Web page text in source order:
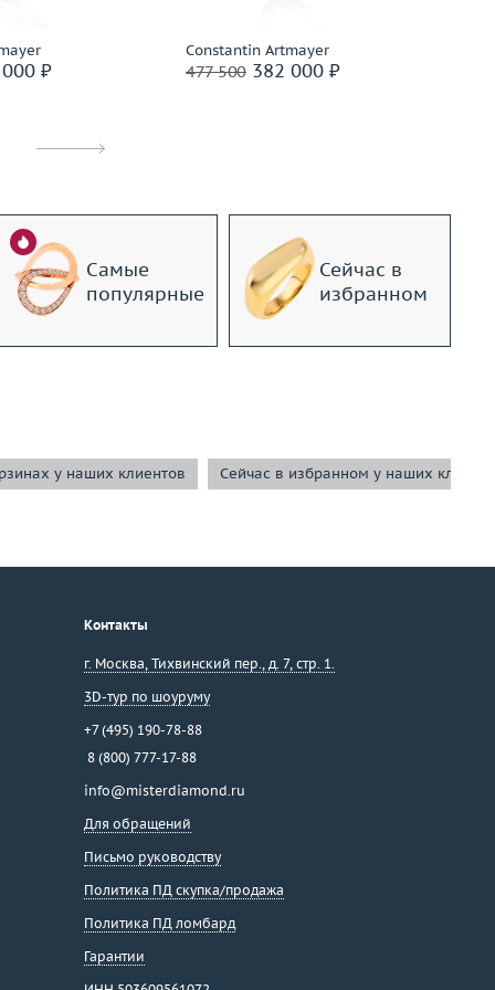
₽
Constantin Artmayer
477 500382 000 ₽
Самые
популярные
Сейчас в
избранном
у наших клиентов Сейчас в избранном у наших
Контакты
г. Москва, Тихвинский пер., д. 7, стр. 1.
3D-тур по шоуруму
+7 (495) 190-78-88
8 (800) 777-17-88
info@misterdiamond.ru
Для обращений
Письмо руководству
Политика ПД скупка/продажа
Политика ПД ломбард
Гарантии